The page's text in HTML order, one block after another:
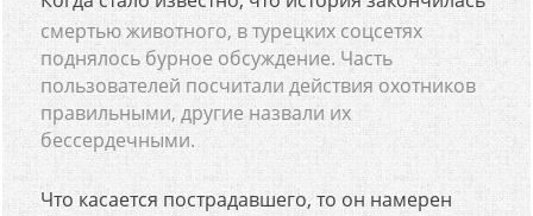
смертью животного, в турецких соцсетях
поднялось бурное обсуждение. Часть
пользователей посчитали действия охотников
правильными, другие назвали их
бессердечными.
Что касается пострадавшего, то он намерен